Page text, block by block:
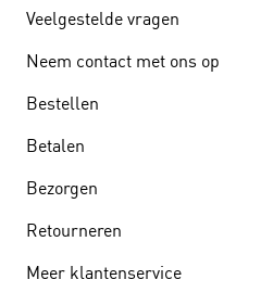
Veelgestelde vragen
Neem contact met ons op
Bestellen
Betalen
Bezorgen
Retourneren
Meer klantenservice